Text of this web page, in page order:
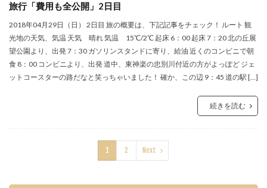
旅行「費用も全公開」2日目
2018年04月29日（日） 2日目 旅の概要は、下記記事をチェック！ ルート 観
光地の天気、気温 天気 晴れ 気温 15℃/2℃ 起床 6：00 起床 7：20 北の丘展
望公園より、出発 7：30 ガソリンスタンドに寄り、給油 近くのコンビニで朝
食 8：00 コンビニより、出発 道中、東神楽の忠別川付近の方がよっぽど ジェ
ットコースターの路だなと笑っちゃいました！ 確か、この辺 9：45 道の駅 […]
続きを読む
1 2 Next